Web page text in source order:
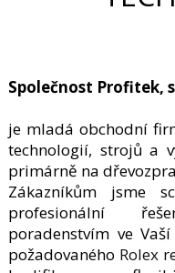
Společnost Profitek,
je mladá obchodní
technologií, strojů a
primárně na
Zákazníkům jsme
profesionální
poradenstvím ve
požadovaného Rolex